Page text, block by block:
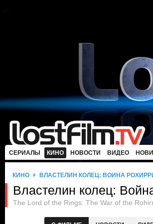
СЕРИАЛЫ КИНО НОВОСТИ ВИДЕО
КИНО ВЛАСТЕЛИН КОЛЕЦ: ВОЙНА
Властелин колец:
The Lord of the Rings: The War of the